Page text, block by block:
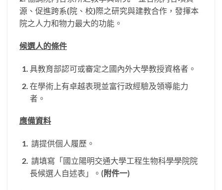
源、促進跨系(院、校)際之研究與建教合作，發揮本
院之人力和物力最大的功能。
候選人的條件
具教育部認可或審定之國內外大學教授資格者。
在學術上有卓越表現並富行政經驗及領導能力
者。
應備資料
請提供個人履歷。
請填寫「國立陽明交通大學工程生物科學學院院
長候選人自述表」。(附件一)